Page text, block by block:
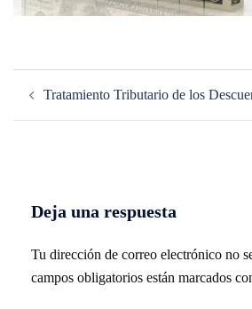
de
Tratamiento Tributario de los
Deja una respuesta
Tu dirección de correo electrónico no
campos obligatorios están marcados